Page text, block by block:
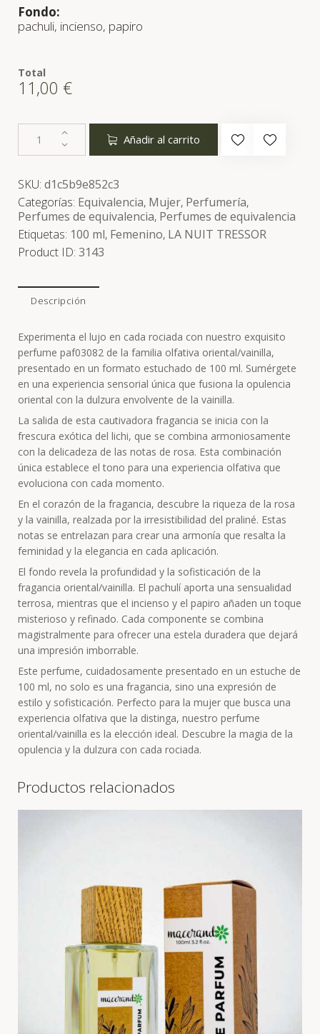
Fondo:
pachuli, incienso, papiro
Total
11,00 €
Añadir al carrito
SKU: d1c5b9e852c3
Categorías: Equivalencia, Mujer, Perfumería,
Perfumes de equivalencia, Perfumes de equivalencia
Etiquetas: 100 ml, Femenino, LA NUIT TRESSOR
Product ID: 3143
Descripción
Experimenta el lujo en cada rociada con nuestro exquisito
perfume paf03082 de la familia olfativa oriental/vainilla,
presentado en un formato estuchado de 100 ml. Sumérgete
en una experiencia sensorial única que fusiona la opulencia
oriental con la dulzura envolvente de la vainilla.
La salida de esta cautivadora fragancia se inicia con la
frescura exótica del lichi, que se combina armoniosamente
con la delicadeza de las notas de rosa. Esta combinación
única establece el tono para una experiencia olfativa que
evoluciona con cada momento.
En el corazón de la fragancia, descubre la riqueza de la rosa
y la vainilla, realzada por la irresistibilidad del praliné. Estas
notas se entrelazan para crear una armonía que resalta la
feminidad y la elegancia en cada aplicación.
El fondo revela la profundidad y la sofisticación de la
fragancia oriental/vainilla. El pachulí aporta una sensualidad
terrosa, mientras que el incienso y el papiro añaden un toque
misterioso y refinado. Cada componente se combina
magistralmente para ofrecer una estela duradera que dejará
una impresión imborrable.
Este perfume, cuidadosamente presentado en un estuche de
100 ml, no solo es una fragancia, sino una expresión de
estilo y sofisticación. Perfecto para la mujer que busca una
experiencia olfativa que la distinga, nuestro perfume
oriental/vainilla es la elección ideal. Descubre la magia de la
opulencia y la dulzura con cada rociada.
Productos relacionados